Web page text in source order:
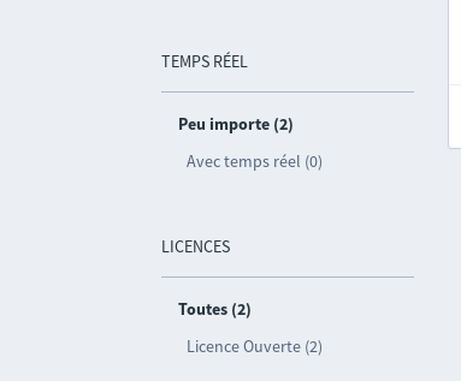
TEMPS RÉEL
Peu importe (2)
Avec temps réel (0)
LICENCES
Toutes (2)
Licence Ouverte (2)